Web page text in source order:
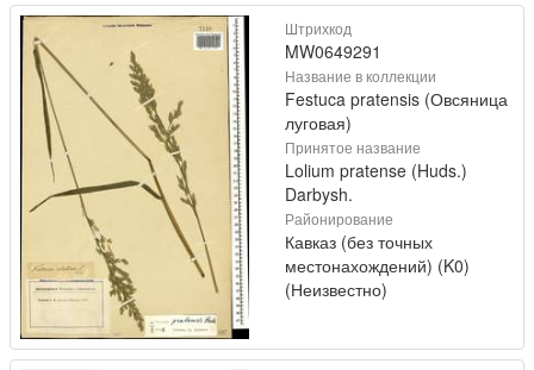
Штрихкод
MW0649291
Название в коллекции
Festuca pratensis (Овсяница
луговая)
Принятое название
Lolium pratense (Huds.)
Darbysh.
Районирование
Кавказ (без точных
местонахождений) (K0)
(Неизвестно)